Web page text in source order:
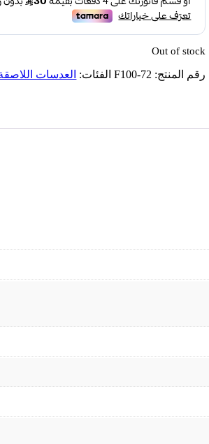
Out of stock
رقم المنتج: F100-72 الفئات: العدسات